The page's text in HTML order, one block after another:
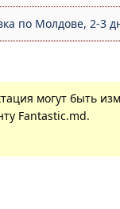
по Молдове, 2-3
могут быть
Fantastic.md.